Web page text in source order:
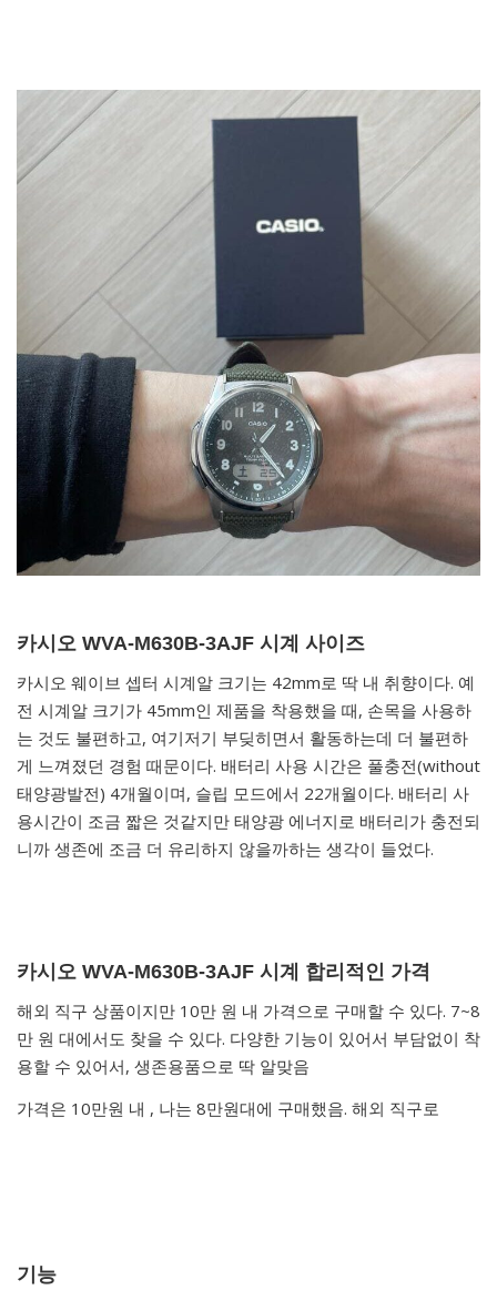
카시오 WVA-M630B-3AJF 시계 사이즈
카시오 웨이브 셉터 시계알 크기는 42mm로 딱 내 취향이다. 예
전 시계알 크기가 45mm인 제품을 착용했을 때, 손목을 사용하
는 것도 불편하고, 여기저기 부딪히면서 활동하는데 더 불편하
게 느껴졌던 경험 때문이다. 배터리 사용 시간은 풀충전(without
태양광발전) 4개월이며, 슬립 모드에서 22개월이다. 배터리 사
용시간이 조금 짧은 것같지만 태양광 에너지로 배터리가 충전되
니까 생존에 조금 더 유리하지 않을까하는 생각이 들었다.
카시오 WVA-M630B-3AJF 시계 합리적인 가격
해외 직구 상품이지만 10만 원 내 가격으로 구매할 수 있다. 7~8
만 원 대에서도 찾을 수 있다. 다양한 기능이 있어서 부담없이 착
용할 수 있어서, 생존용품으로 딱 알맞음
가격은 10만원 내 , 나는 8만원대에 구매했음. 해외 직구로
기능